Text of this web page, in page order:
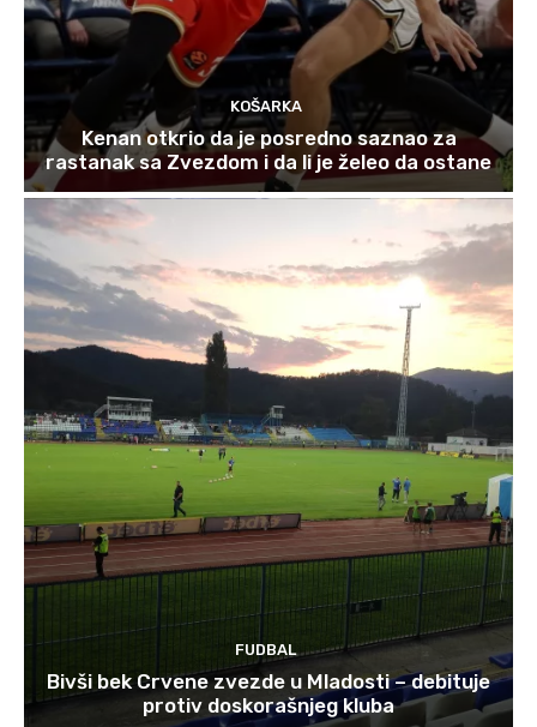
KOŠARKA
Kenan otkrio da je posredno saznao za
rastanak sa Zvezdom i da li je želeo da ostane
FUDBAL
Bivši bek Crvene zvezde u Mladosti – debituje
protiv doskorašnjeg kluba